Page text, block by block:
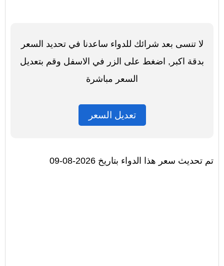
لا تنسى بعد شرائك للدواء ساعدنا في تحديد السعر
بدقة اكبر, اضغط على الزر في الاسفل وقم بتعديل
السعر مباشرة
تعديل السعر
تم تحديث سعر هذا الدواء بتاريخ 2026-08-09